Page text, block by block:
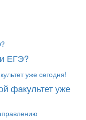
ЕГЭ?
факультет уже